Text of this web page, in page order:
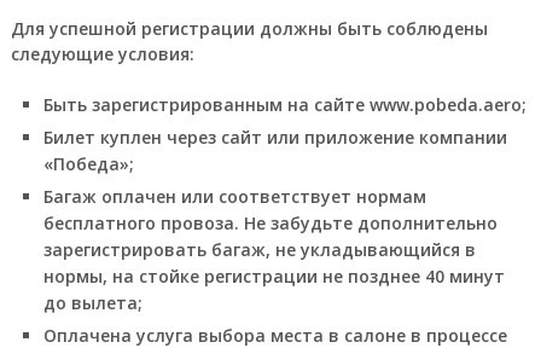
Для успешной регистрации должны быть соблюдены
следующие условия:
Быть зарегистрированным на сайте www.pobeda.aero;
Билет куплен через сайт или приложение компании
«Победа»;
Багаж оплачен или соответствует нормам
бесплатного провоза. Не забудьте дополнительно
зарегистрировать багаж, не укладывающийся в
нормы, на стойке регистрации не позднее 40 минут
до вылета;
Оплачена услуга выбора места в салоне в процессе